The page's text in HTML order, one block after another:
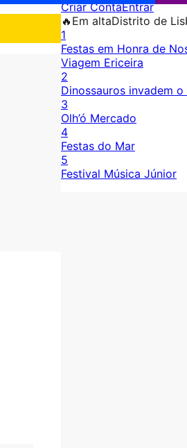
Criar ContaEntrar
🔥 Em altaDistrito de
1
Festas em Honra de
Viagem Ericeira
2
Dinossauros invadem
3
Olh’ó Mercado
4
Festas do Mar
5
Festival Música Júnior